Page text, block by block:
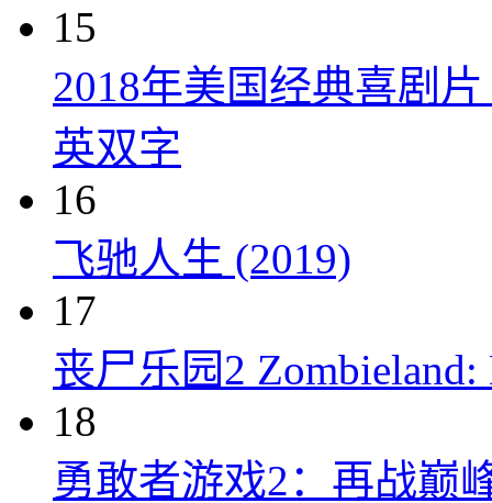
15
2018年美国经典喜剧
英双字
16
飞驰人生 (2019)
17
丧尸乐园2 Zombieland:
18
勇敢者游戏2：再战巅